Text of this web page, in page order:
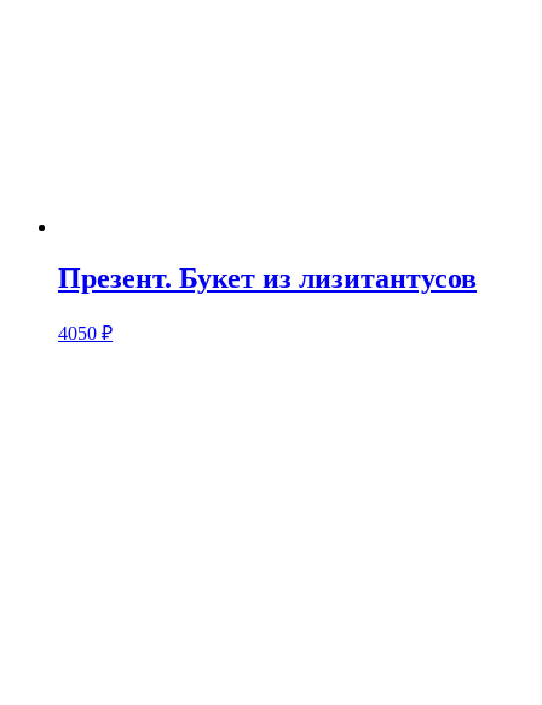
Презент. Букет из лизитантусов
4050 ₽